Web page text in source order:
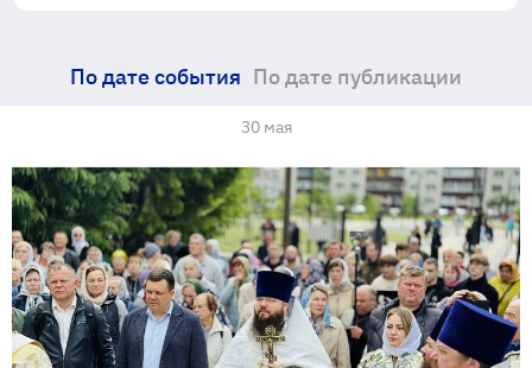
По дате события По дате публикации
30 мая